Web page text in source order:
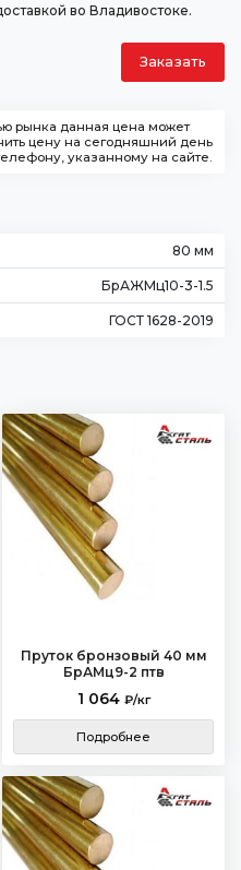
во Владивостоке.
Заказать
рынка данная цена может
цену на сегодняшний день
указанному на сайте.
80 мм
БрАЖМц10-3-1.5
ГОСТ 1628-2019
Пруток бронзовый 40 мм
БрАМц9-2 птв
1 064 ₽/кг
Подробнее